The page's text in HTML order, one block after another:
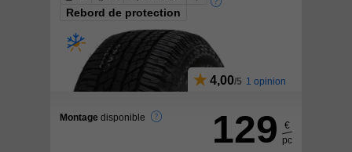
Rebord de protection
4,00 1 opinion
Montage disponible 129
€
pc